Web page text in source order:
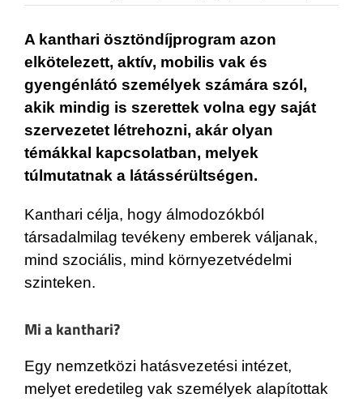
A kanthari ösztöndíjprogram azon
elkötelezett, aktív, mobilis vak és
gyengénlátó személyek számára szól,
akik mindig is szerettek volna egy saját
szervezetet létrehozni, akár olyan
témákkal kapcsolatban, melyek
túlmutatnak a látássérültségen.
Kanthari célja, hogy álmodozókból
társadalmilag tevékeny emberek váljanak,
mind szociális, mind környezetvédelmi
szinteken.
Mi a kanthari?
Egy nemzetközi hatásvezetési intézet,
melyet eredetileg vak személyek alapítottak